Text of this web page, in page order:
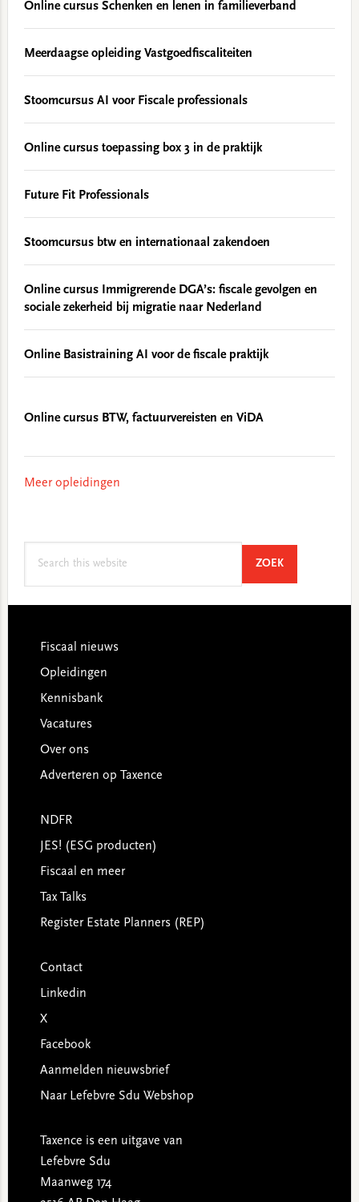
Online cursus Schenken en lenen in familieverband
Meerdaagse opleiding Vastgoedfiscaliteiten
Stoomcursus AI voor Fiscale professionals
Online cursus toepassing box 3 in de praktijk
Future Fit Professionals
Stoomcursus btw en internationaal zakendoen
Online cursus Immigrerende DGA’s: fiscale gevolgen en
sociale zekerheid bij migratie naar Nederland
Online Basistraining AI voor de fiscale praktijk
Online cursus BTW, factuurvereisten en ViDA
Meer opleidingen
ZOEKSEARCH
Footer
Fiscaal nieuws
Opleidingen
Kennisbank
Vacatures
Over ons
Adverteren op Taxence
NDFR
JES! (ESG producten)
Fiscaal en meer
Tax Talks
Register Estate Planners (REP)
Contact
Linkedin
X
Facebook
Aanmelden nieuwsbrief
Naar Lefebvre Sdu Webshop
Taxence is een uitgave van
Lefebvre Sdu
Maanweg 174